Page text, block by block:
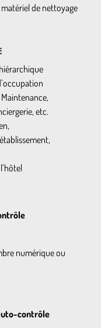
de nettoyage
etc.
numérique ou
contrôle